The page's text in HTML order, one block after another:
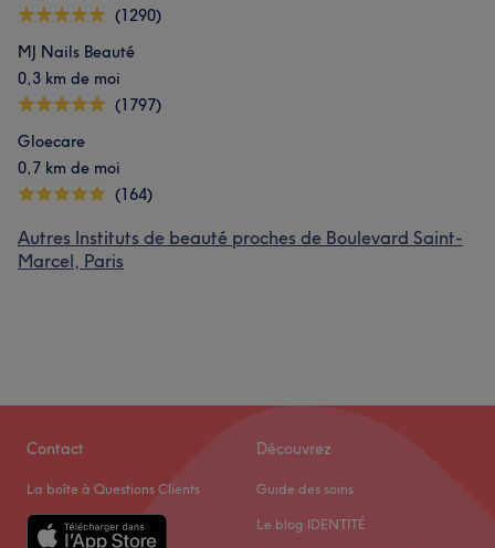
(1290)
MJ Nails Beauté
0,3 km de moi
(1797)
Gloecare
0,7 km de moi
(164)
Autres Instituts de beauté proches de Boulevard Saint-
Marcel, Paris
Contact
La boîte à Questions Clients
Découvrez
Guide des soins
Le blog IDENTITÉ